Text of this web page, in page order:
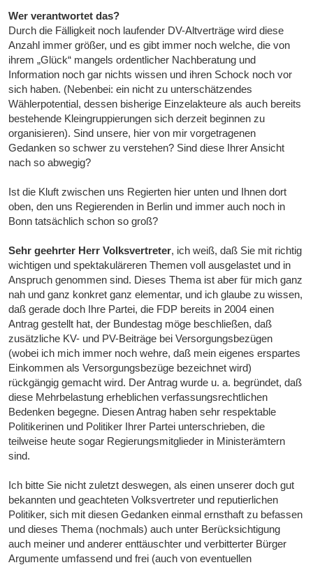
Wer verantwortet das?
Durch die Fälligkeit noch laufender DV-Altverträge wird diese
Anzahl immer größer, und es gibt immer noch welche, die von
ihrem „Glück“ mangels ordentlicher Nachberatung und
Information noch gar nichts wissen und ihren Schock noch vor
sich haben. (Nebenbei: ein nicht zu unterschätzendes
Wählerpotential, dessen bisherige Einzelakteure als auch bereits
bestehende Kleingruppierungen sich derzeit beginnen zu
organisieren). Sind unsere, hier von mir vorgetragenen
Gedanken so schwer zu verstehen? Sind diese Ihrer Ansicht
nach so abwegig?
Ist die Kluft zwischen uns Regierten hier unten und Ihnen dort
oben, den uns Regierenden in Berlin und immer auch noch in
Bonn tatsächlich schon so groß?
Sehr geehrter Herr Volksvertreter, ich weiß, daß Sie mit richtig
wichtigen und spektakuläreren Themen voll ausgelastet und in
Anspruch genommen sind. Dieses Thema ist aber für mich ganz
nah und ganz konkret ganz elementar, und ich glaube zu wissen,
daß gerade doch Ihre Partei, die FDP bereits in 2004 einen
Antrag gestellt hat, der Bundestag möge beschließen, daß
zusätzliche KV- und PV-Beiträge bei Versorgungsbezügen
(wobei ich mich immer noch wehre, daß mein eigenes erspartes
Einkommen als Versorgungsbezüge bezeichnet wird)
rückgängig gemacht wird. Der Antrag wurde u. a. begründet, daß
diese Mehrbelastung erheblichen verfassungsrechtlichen
Bedenken begegne. Diesen Antrag haben sehr respektable
Politikerinen und Politiker Ihrer Partei unterschrieben, die
teilweise heute sogar Regierungsmitglieder in Ministerämtern
sind.
Ich bitte Sie nicht zuletzt deswegen, als einen unserer doch gut
bekannten und geachteten Volksvertreter und reputierlichen
Politiker, sich mit diesen Gedanken einmal ernsthaft zu befassen
und dieses Thema (nochmals) auch unter Berücksichtigung
auch meiner und anderer enttäuschter und verbitterter Bürger
Argumente umfassend und frei (auch von eventuellen